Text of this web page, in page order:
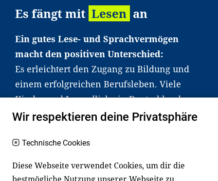
Es fängt mit Lesen an
Ein gutes Lese- und Sprachvermögen
macht den positiven Unterschied:
Es erleichtert den Zugang zu Bildung und
einem erfolgreichen Berufsleben. Viele
Kinder und Jugendliche in Deutschland
haben aber große Schwierigkeiten dabei.
an Familien sowie an Erzieher*innen,
Lehrer*innen und andere
Fachexpert*innen. Dafür arbeiten wir eng
Wir respektieren deine Privatsphäre
Technische Cookies
Diese Webseite verwendet Cookies, um dir die